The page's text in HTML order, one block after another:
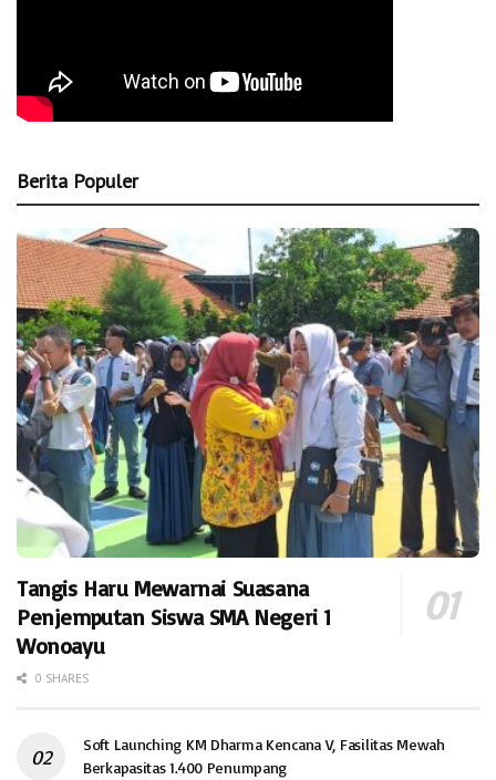
Berita Populer
Tangis Haru Mewarnai Suasana
Penjemputan Siswa SMA Negeri 1
Wonoayu
0 SHARES
Soft Launching KM Dharma Kencana V, Fasilitas Mewah
Berkapasitas 1.400 Penumpang